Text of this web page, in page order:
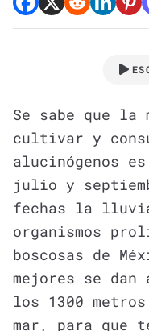
Se sabe que la
cultivar y
alucinógenos
julio y
fechas la
organismos
boscosas de
mejores se dan
los 1300
mar, para que